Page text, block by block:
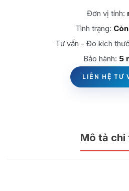
Đơn vị tính:
Tình trạng:
Tư vấn - Đo kích
Bảo hành: 5
LIÊN HỆ TƯ
Mô tả chi